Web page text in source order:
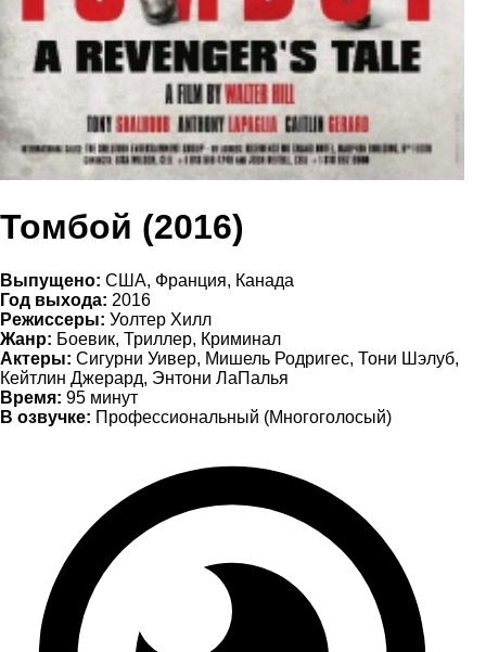
Томбой (2016)
Выпущено: США, Франция, Канада
Год выхода: 2016
Режиссеры: Уолтер Хилл
Жанр: Боевик, Триллер, Криминал
Актеры: Сигурни Уивер, Мишель Родригес, Тони Шэлуб,
Кейтлин Джерард, Энтони ЛаПалья
Время: 95 минут
В озвучке: Профессиональный (Многоголосый)